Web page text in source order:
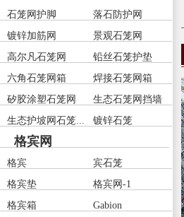
石笼网护脚
落石防护网
镀锌加筋网
景观石笼网
高尔凡石笼网
铅丝石笼护垫
六角石笼网箱
焊接石笼网箱
矽胶涂塑石笼网
生态石笼网挡墙
生态护坡网石笼...
镀锌石笼
格宾网
格宾
宾石笼
格宾垫
格宾网-1
格宾箱
Gabion